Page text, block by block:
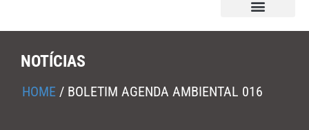
NOTÍCIAS
HOME / BOLETIM AGENDA AMBIENTAL 016